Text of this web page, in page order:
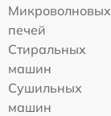
Микроволновых
печей
Стиральных
машин
Сушильных
машин